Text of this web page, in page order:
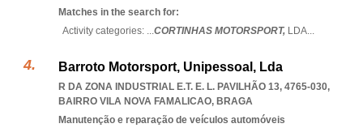
Matches in the search for:
Activity categories: ...CORTINHAS MOTORSPORT, LDA...
Barroto Motorsport, Unipessoal, Lda
R DA ZONA INDUSTRIAL E.T. E. L. PAVILHÃO 13, 4765-030,
BAIRRO VILA NOVA FAMALICAO, BRAGA
Manutenção e reparação de veículos automóveis